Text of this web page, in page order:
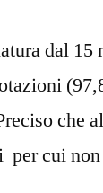
dal 15
che
cui